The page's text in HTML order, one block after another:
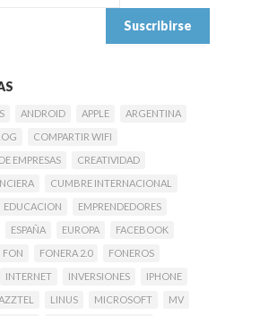
ANDROID APPLE
ARGENTINA
COMPARTIR WIFI
EMPRESAS
CREATIVIDAD
CUMBRE INTERNACIONAL
EDUCACION
EMPRENDEDORES
ESPAÑA EUROPA
FACEBOOK
FON FONERA 2.0
FONEROS
INTERNET INVERSIONES
IPHONE
LINUS MICROSOFT
MV